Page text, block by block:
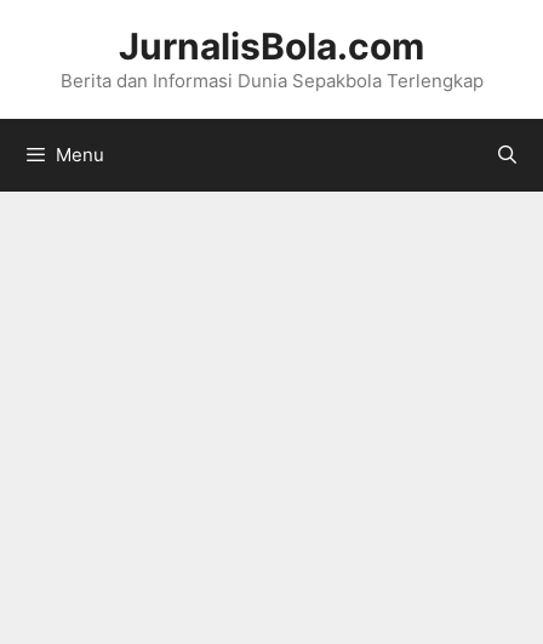
JurnalisBola.com
Berita dan Informasi Dunia Sepakbola Terlengkap
Menu